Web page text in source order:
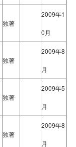
独著
2009年1
0月
独著
2009年8
月
独著
2009年5
月
独著
2009年8
月